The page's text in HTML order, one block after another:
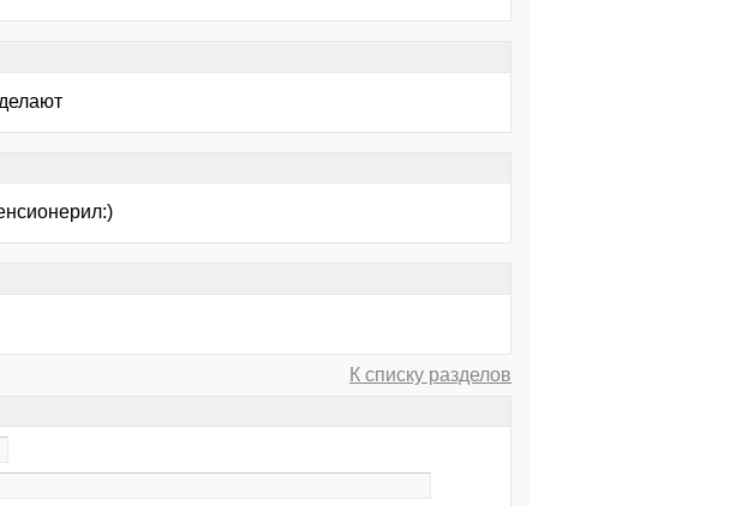
К списку разделов